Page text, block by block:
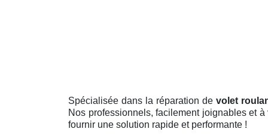
Spécialisée dans la réparation de volet
Nos professionnels, facilement joignables et
fournir une solution rapide et performante !